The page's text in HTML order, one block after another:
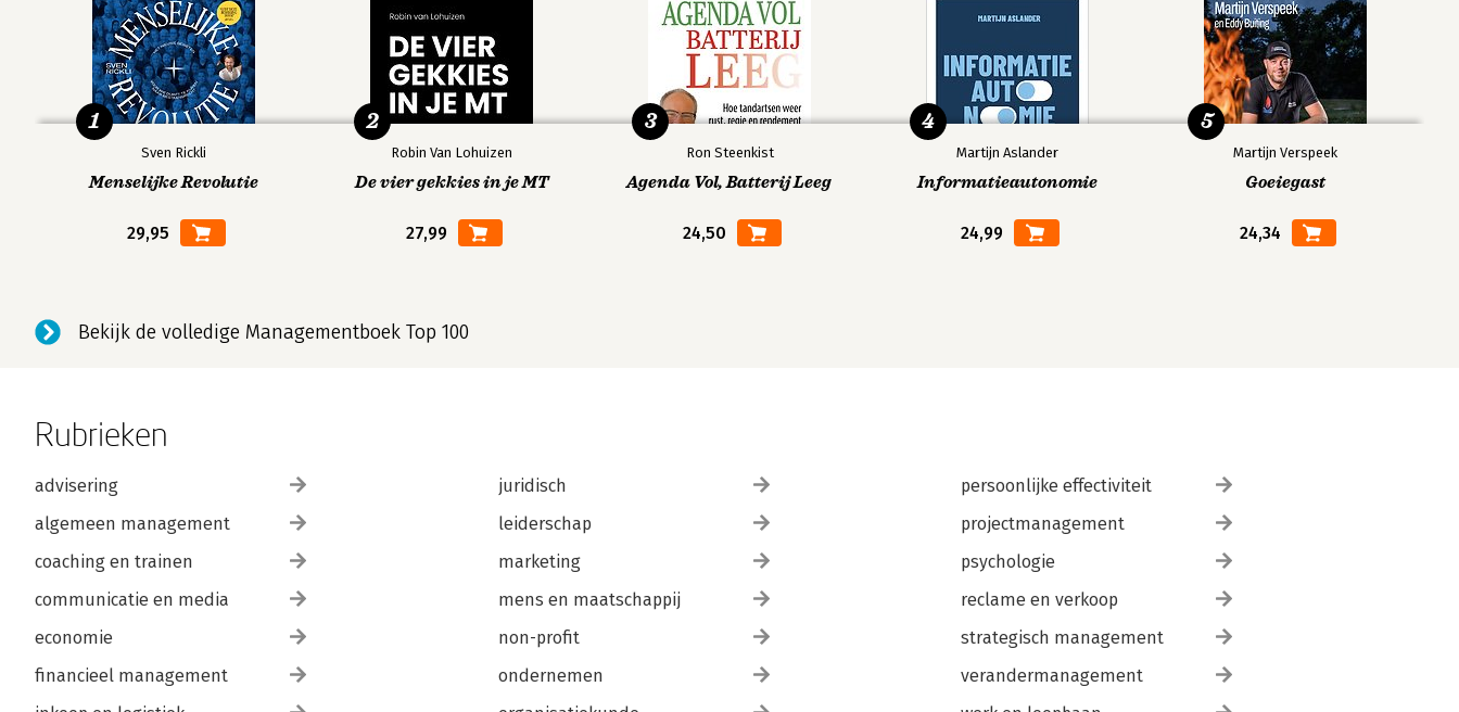
Sven Rickli
Menselijke Revolutie
29,95
1
Robin Van Lohuizen
De vier gekkies in je MT
27,99
2
Ron Steenkist
Agenda Vol, Batterij Leeg
24,50
3
Martijn Aslander
Informatieautonomie
24,99
4
Martijn Verspeek
Goeiegast
24,34
5
Bekijk de volledige Managementboek Top 100
Rubrieken
advisering
algemeen management
coaching en trainen
communicatie en media
economie
financieel management
juridisch
leiderschap
marketing
mens en maatschappij
non-profit
ondernemen
persoonlijke effectiviteit
projectmanagement
psychologie
reclame en verkoop
strategisch management
verandermanagement